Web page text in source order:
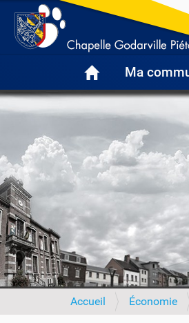
Ma
V
Accueil Économie